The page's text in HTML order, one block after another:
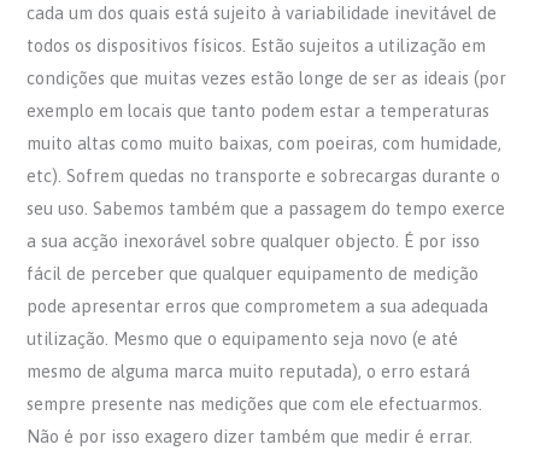
cada um dos quais está sujeito à variabilidade inevitável de
todos os dispositivos físicos. Estão sujeitos a utilização em
condições que muitas vezes estão longe de ser as ideais (por
exemplo em locais que tanto podem estar a temperaturas
muito altas como muito baixas, com poeiras, com humidade,
etc). Sofrem quedas no transporte e sobrecargas durante o
seu uso. Sabemos também que a passagem do tempo exerce
a sua acção inexorável sobre qualquer objecto. É por isso
fácil de perceber que qualquer equipamento de medição
pode apresentar erros que comprometem a sua adequada
utilização. Mesmo que o equipamento seja novo (e até
mesmo de alguma marca muito reputada), o erro estará
sempre presente nas medições que com ele efectuarmos.
Não é por isso exagero dizer também que medir é errar.